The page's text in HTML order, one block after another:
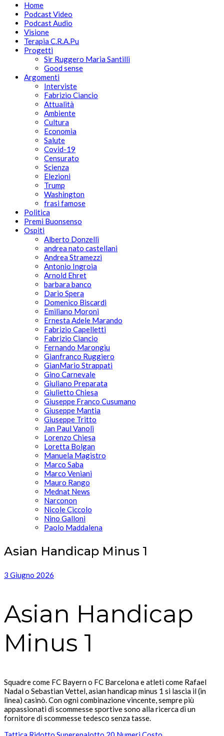
Home
Podcast Video
Podcast Audio
Visione
Terapia C.R.A.Pu
Progetti
Sir Ruggero Maria Santilli
Good sense
Argomenti
Interviste
Fabrizio Ciancio
Attualità
Ambiente
Cultura
Economia
Salute
Covid-19
Censurato
Scienza
Elezioni
Trump
Washington
frasi famose
Politica
Premi Buonsenso
Ospiti
Alberto Donzelli
andrea nato castellani
Andrea Stramezzi
Antonio Ingroia
Arnold Ehret
barbara banco
Dario Spera
Domenico Biscardi
Emiliano Moroni
Ernesta Adele Marando
Fabrizio Capelletti
Fabrizio Ciancio
Fernando Marongiu
Gianfranco Ruggiero
GianMario Strappati
Gino Carnevale
Giuliano Preparata
Giulietto Chiesa
Giuseppe Franco Cusumano
Giuseppe Mantia
Giuseppe Tritto
Jan Paul Vanoli
Lorenzo Chiesa
Loretta Bolgan
Manuela Magistro
Marco Saba
Marco Veniani
Mauro Rango
Mednat News
Narconon
Nicole Ciccolo
Nino Galloni
Paolo Maddalena
Asian Handicap Minus 1
3 Giugno 2026
Asian Handicap
Minus 1
Squadre come FC Bayern o FC Barcelona e atleti come Rafael
Nadal o Sebastian Vettel, asian handicap minus 1 si lascia il (in
linea) casinò. Con ogni combinazione vincente, sempre più
appassionati di scommesse sportive sono alla ricerca di un
fornitore di scommesse tedesco senza tasse.